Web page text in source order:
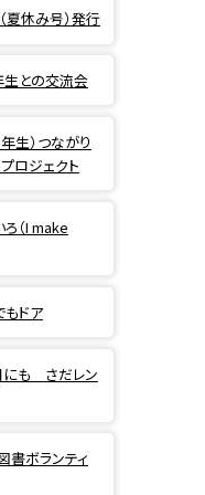
夏休み号）発行
との交流会
生）つながり
ロジェクト
（I make
ドア
も さだレン
ボランティ